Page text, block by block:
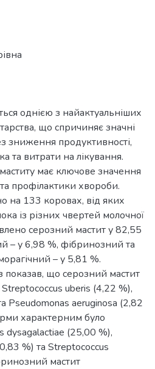
однією з найактуальніших
що спричиняє значні
зниження продуктивності,
та витрати на лікування.
має ключове значення
профілактики хвороби.
на 133 коровах, від яких
із різних чвертей молочної
серозний мастит у 82,55
– у 6,98 %, фібринозний та
– у 5,81 %.
показав, що серозний мастит
uberis (4,22 %),
Pseudomonas aeruginosa (2,82
характерним було
dysagalactiae (25,00 %),
%) та Streptococcus
мастит